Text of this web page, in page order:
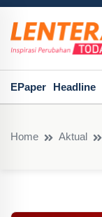
EPaper Headline
Home Aktual